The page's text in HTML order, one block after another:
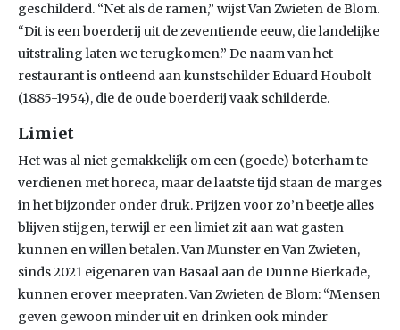
geschilderd. “Net als de ramen,” wijst Van Zwieten de Blom.
“Dit is een boerderij uit de zeventiende eeuw, die landelijke
uitstraling laten we terugkomen.” De naam van het
restaurant is ontleend aan kunstschilder Eduard Houbolt
(1885-1954), die de oude boerderij vaak schilderde.
Limiet
Het was al niet gemakkelijk om een (goede) boterham te
verdienen met horeca, maar de laatste tijd staan de marges
in het bijzonder onder druk. Prijzen voor zo’n beetje alles
blijven stijgen, terwijl er een limiet zit aan wat gasten
kunnen en willen betalen. Van Munster en Van Zwieten,
sinds 2021 eigenaren van Basaal aan de Dunne Bierkade,
kunnen erover meepraten. Van Zwieten de Blom: “Mensen
geven gewoon minder uit en drinken ook minder